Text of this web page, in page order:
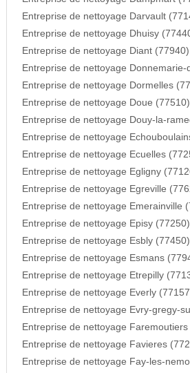
Entreprise de nettoyage Darvault
Entreprise de nettoyage Dhuisy
Entreprise de nettoyage Diant (77940)
Entreprise de nettoyage Donnemarie-
Entreprise de nettoyage Dormelles
Entreprise de nettoyage Doue (77510)
Entreprise de nettoyage Douy-la-
Entreprise de nettoyage
Entreprise de nettoyage Ecuelles
Entreprise de nettoyage Egligny
Entreprise de nettoyage Egreville
Entreprise de nettoyage Emerainville
Entreprise de nettoyage Episy (77250)
Entreprise de nettoyage Esbly (77450)
Entreprise de nettoyage Esmans
Entreprise de nettoyage Etrepilly
Entreprise de nettoyage Everly
Entreprise de nettoyage Evry-gregy-
Entreprise de nettoyage
Entreprise de nettoyage Favieres
Entreprise de nettoyage Fay-les-